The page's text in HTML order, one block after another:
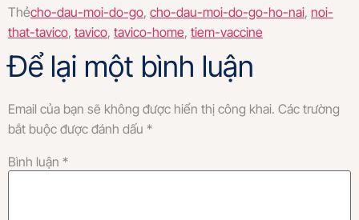
Thẻcho-dau-moi-do-go, cho-dau-moi-do-go-ho-nai, noi-
that-tavico, tavico, tavico-home, tiem-vaccine
Để lại một bình luận
Email của bạn sẽ không được hiển thị công khai. Các trường
bắt buộc được đánh dấu *
Bình luận *